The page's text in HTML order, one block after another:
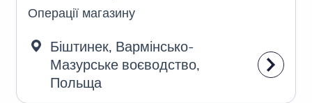
Операції магазину
Біштинек, Вармінсько-
Мазурське воєводство,
Польща